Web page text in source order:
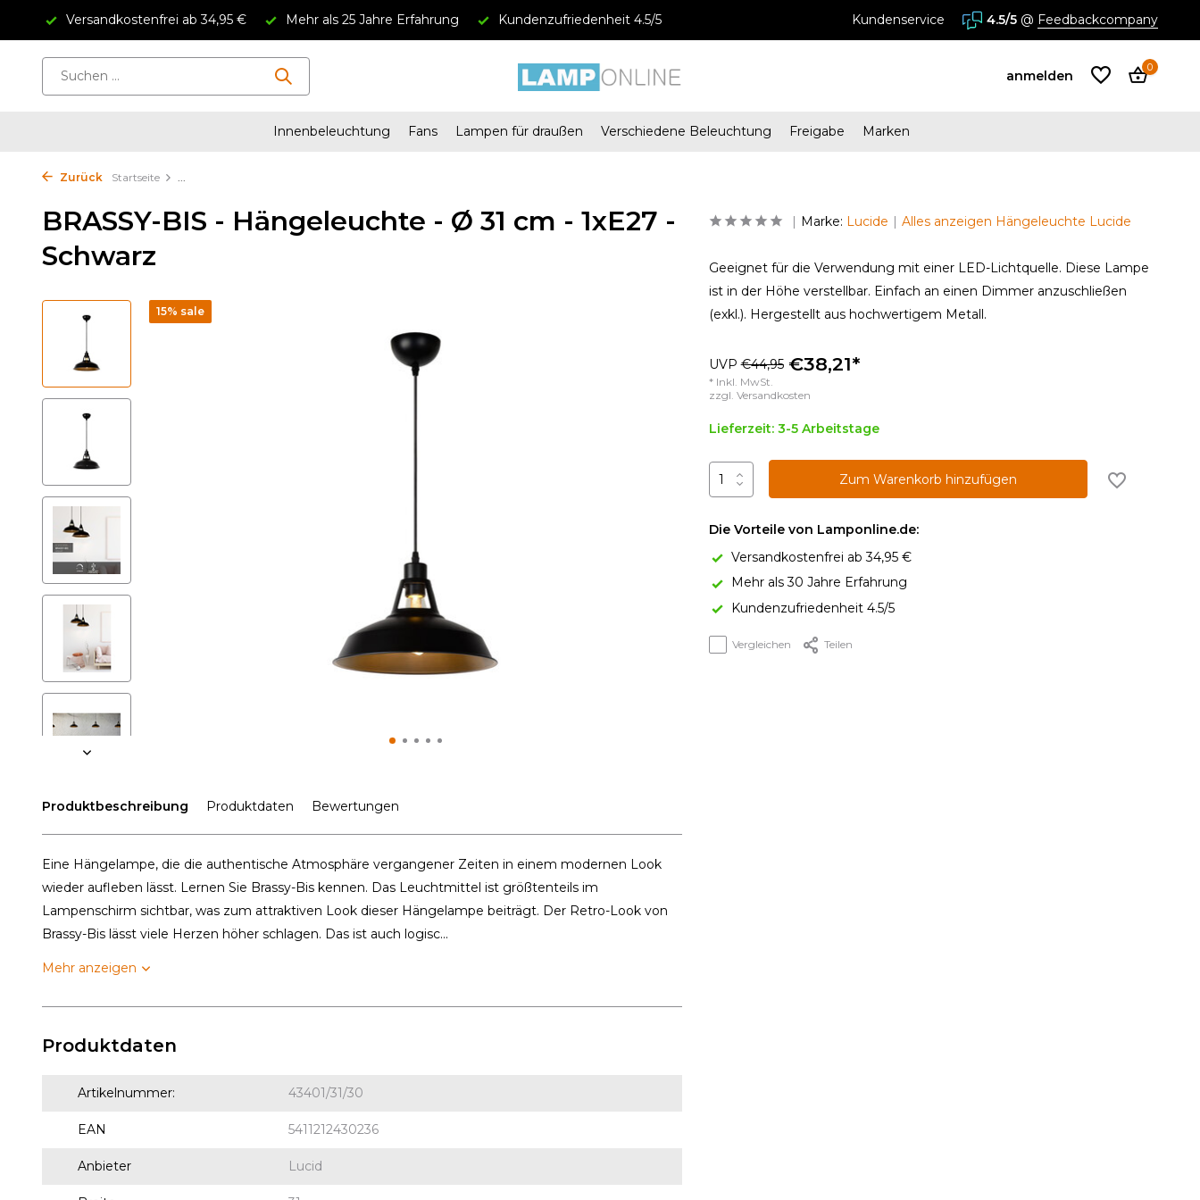
Versandkostenfrei ab 34,95 € Mehr als 25 Jahre Erfahrung Kundenzufriedenheit 4.5/5 Kundenservice 4.5/5 @ Feedbackcompany
anmelden
Benutzerkonto
0
Innenbeleuchtung Fans Lampen für draußen Verschiedene Beleuchtung Freigabe Marken
Zurück Startseite ...
BRASSY-BIS - Hängeleuchte - Ø 31 cm - 1xE27 -
Schwarz
15% sale
Produktbeschreibung Produktdaten Bewertungen
Eine Hängelampe, die die authentische Atmosphäre vergangener Zeiten in einem modernen Look
wieder aufleben lässt. Lernen Sie Brassy-Bis kennen. Das Leuchtmittel ist größtenteils im
Lampenschirm sichtbar, was zum attraktiven Look dieser Hängelampe beiträgt. Der Retro-Look von
Brassy-Bis lässt viele Herzen höher schlagen. Das ist auch logisc...
Mehr anzeigen
Produktdaten
Artikelnummer: 43401/31/30
EAN 5411212430236
Anbieter Lucid
Marke: Lucide Alles anzeigen Hängeleuchte Lucide
Geeignet für die Verwendung mit einer LED-Lichtquelle. Diese Lampe
ist in der Höhe verstellbar. Einfach an einen Dimmer anzuschließen
(exkl.). Hergestellt aus hochwertigem Metall.
UVP€44,95 €38,21*
* Inkl. MwSt.
zzgl. Versandkosten
Lieferzeit: 3-5 Arbeitstage
Zum Warenkorb hinzufügen
Die Vorteile von Lamponline.de:
Versandkostenfrei ab 34,95 €
Mehr als 30 Jahre Erfahrung
Kundenzufriedenheit 4.5/5
Vergleichen Teilen